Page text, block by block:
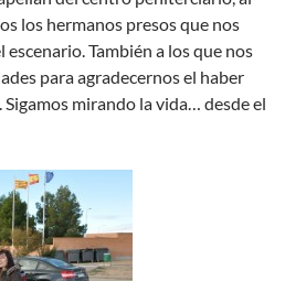
los hermanos presos que nos
También a los que nos
para agradecernos el haber
Sigamos mirando la vida… desde el